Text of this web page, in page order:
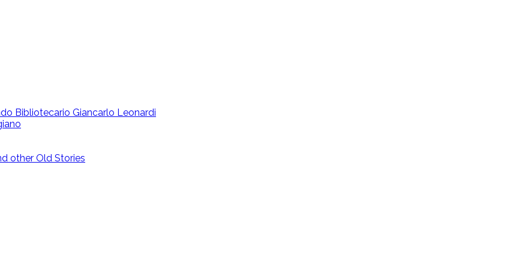
Bibliotecario Giancarlo Leonardi
other Old Stories